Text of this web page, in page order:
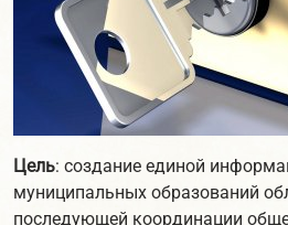
Цель: создание единой
муниципальных образований
последующей координации